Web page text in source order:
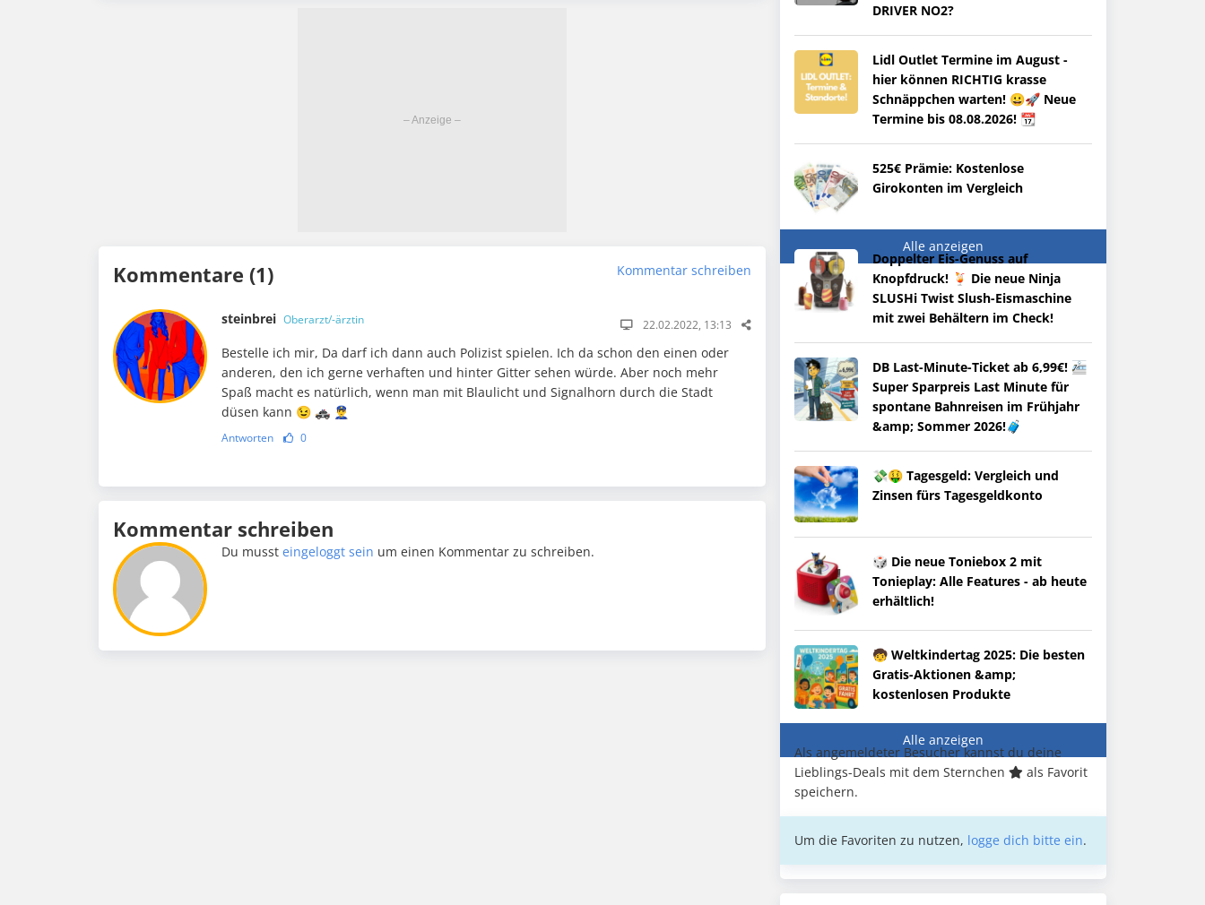
Kommentare (1) Kommentar schreiben
steinbrei Oberarzt/-ärztin 22.02.2022, 13:13
Bestelle ich mir, Da darf ich dann auch Polizist spielen. Ich da schon den einen oder
anderen, den ich gerne verhaften und hinter Gitter sehen würde. Aber noch mehr
Spaß macht es natürlich, wenn man mit Blaulicht und Signalhorn durch die Stadt
düsen kann 😉 🚓 👮‍♂️
Antworten 0
Kommentar schreiben
Du mussteingeloggt sein um einen Kommentar zu schreiben.
DRIVER NO2?
Lidl Outlet Termine im August -
hier können RICHTIG krasse
Schnäppchen warten! 😀🚀 Neue
Termine bis 08.08.2026! 📆
525€ Prämie: Kostenlose
Girokonten im Vergleich
Alle anzeigen
Doppelter Eis-Genuss auf
Knopfdruck! 🍹 Die neue Ninja
SLUSHi Twist Slush-Eismaschine
mit zwei Behältern im Check!
DB Last-Minute-Ticket ab 6,99€! 🚈
Super Sparpreis Last Minute für
spontane Bahnreisen im Frühjahr
&amp; Sommer 2026!🧳
💸🤑 Tagesgeld: Vergleich und
Zinsen fürs Tagesgeldkonto
🎲 Die neue Toniebox 2 mit
Tonieplay: Alle Features - ab heute
erhältlich!
🧒 Weltkindertag 2025: Die besten
Gratis-Aktionen &amp;
kostenlosen Produkte
Alle anzeigen
Als angemeldeter Besucher kannst du deine
Lieblings-Deals mit dem Sternchen
als Favorit
speichern.
Um die Favoriten zu nutzen, logge dich bitte ein.